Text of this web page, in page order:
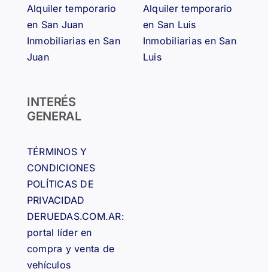
Alquiler temporario
en San Juan
Inmobiliarias en San
Juan
Alquiler temporario
en San Luis
Inmobiliarias en San
Luis
INTERÉS
GENERAL
TÉRMINOS Y
CONDICIONES
POLÍTICAS DE
PRIVACIDAD
DERUEDAS.COM.AR:
portal líder en
compra y venta de
vehículos